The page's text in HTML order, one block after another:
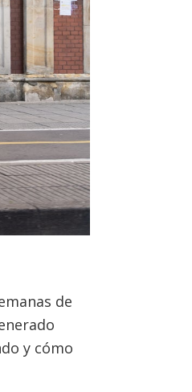
de
y cómo